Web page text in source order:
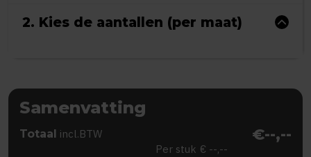
2. Kies de aantallen (per maat)
Samenvatting
Totaal incl.BTW €--,--
Per stuk € --,--